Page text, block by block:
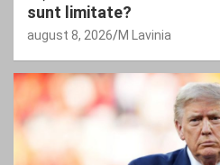
sunt limitate?
august 8, 2026 M Lavinia